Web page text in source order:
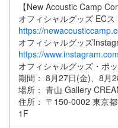
【New Acoustic Camp
オフィシャルグッズ ECス
https://
オフィシャルグッズ
https://
オフィシャルグッズ・ポ
期間： 8月27日(金)、8月
場所： 青山 Gallery
住所： 〒150-0002 東京
1F